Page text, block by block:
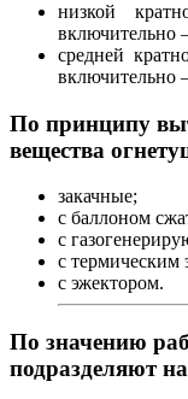
низкой
средней
По принципу
вещества
закачные;
с баллоном
с
с термическим
с эжектором.
По значению
подразделяют